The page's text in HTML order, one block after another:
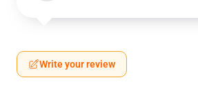
Write your review